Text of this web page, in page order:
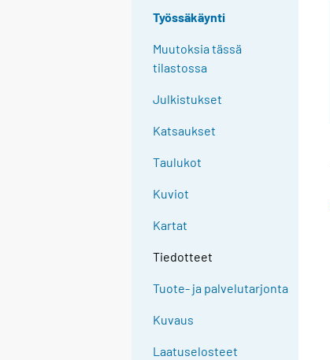
Työssäkäynti
Muutoksia tässä
tilastossa
Julkistukset
Katsaukset
Taulukot
Kuviot
Kartat
Tiedotteet
Tuote- ja palvelutarjonta
Kuvaus
Laatuselosteet